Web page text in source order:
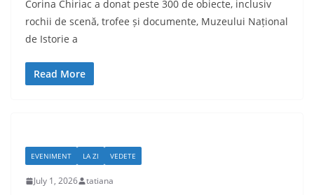
Corina Chiriac a donat peste 300 de obiecte, inclusiv
rochii de scenă, trofee și documente, Muzeului Național
de Istorie a
Read More
EVENIMENT LA ZI VEDETE
July 1, 2026 tatiana